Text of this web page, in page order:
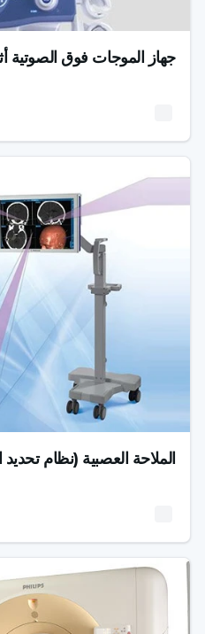
جهاز الموجات فوق الصوتية
الملاحة العصبية (نظام تحديد